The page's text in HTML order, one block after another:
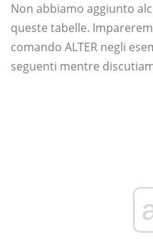
Non abbiamo aggiunto
queste tabelle.
comando ALTER negli
seguenti mentre